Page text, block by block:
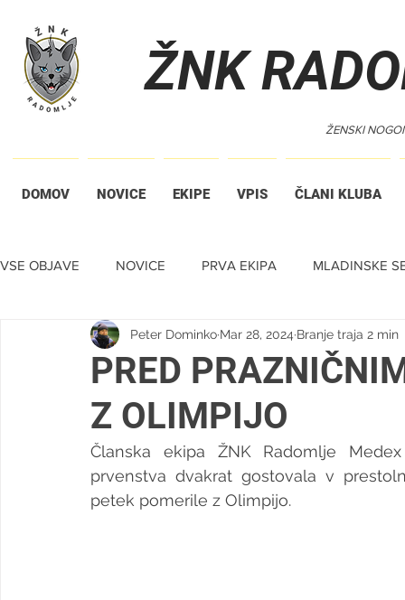
ŽNK
ŽENSKI
DOMOV NOVICE EKIPE VPIS ČLANI KLUBA
VSE OBJAVE NOVICE PRVA EKIPA MLADINSKE
TIHA DRAŽBA
PRED
Z OLIMPIJO
Peter Dominko Mar 28, 2024 Branje traja 2 min
Članska ekipa ŽNK Radomlje
prvenstva dvakrat gostovala v
petek pomerile z Olimpijo.